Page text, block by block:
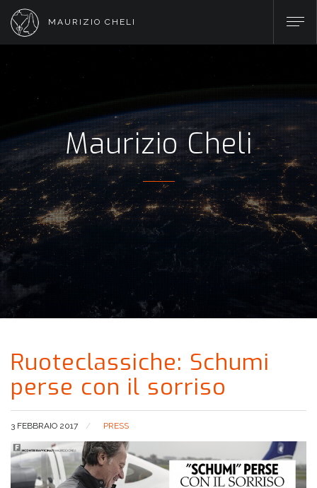
MAURIZIO CHELI
Maurizio Cheli
Ruoteclassiche: Schumi
perse con il sorriso
3 FEBBRAIO 2017 PRESS